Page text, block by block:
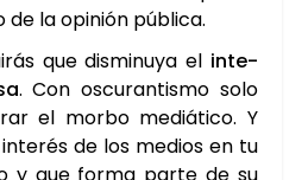
la opi­nión públi­ca.
que dis­mi­nu­ya el inte­
. Con oscu­ran­tis­mo solo
el mor­bo mediá­ti­co. Y
de los medios en tu
y que for­ma par­te de su